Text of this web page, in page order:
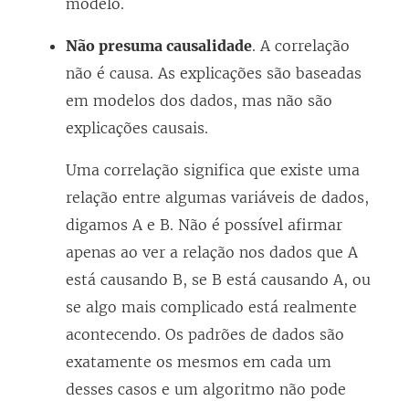
modelo.
Não presuma causalidade. A correlação
não é causa. As explicações são baseadas
em modelos dos dados, mas não são
explicações causais.
Uma correlação significa que existe uma
relação entre algumas variáveis de dados,
digamos A e B. Não é possível afirmar
apenas ao ver a relação nos dados que A
está causando B, se B está causando A, ou
se algo mais complicado está realmente
acontecendo. Os padrões de dados são
exatamente os mesmos em cada um
desses casos e um algoritmo não pode